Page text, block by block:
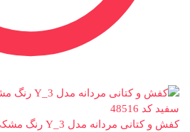
کفش و کتانی مردانه مدل Y_3 رنگ مشکی و سفید کد 48516